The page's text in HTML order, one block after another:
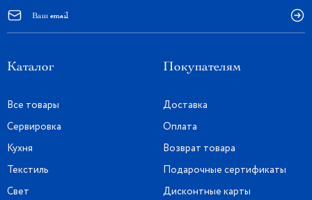
Каталог
Все товары
Сервировка
Кухня
Текстиль
Свет
Покупателям
Доставка
Оплата
Возврат товара
Подарочные сертификаты
Дисконтные карты